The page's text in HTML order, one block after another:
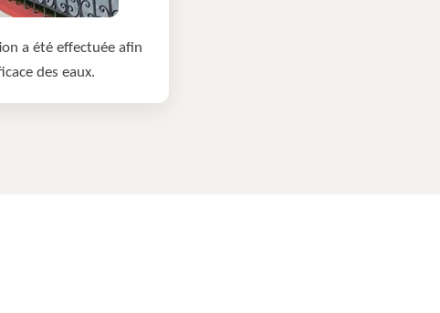
a été effectuée afin
des eaux.